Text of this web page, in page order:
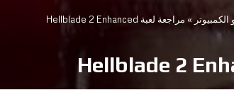
» مراجعة لعبة Hellblade 2 Enhanced